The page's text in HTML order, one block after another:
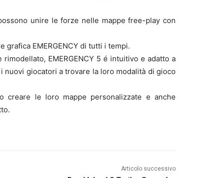
unire le forze nelle mappe free-play con
grafica EMERGENCY di tutti i tempi.
EMERGENCY 5 é intuitivo e adatto a
giocatori a trovare la loro modalità di gioco
creare le loro mappe personalizzate e anche
Articolo successivo